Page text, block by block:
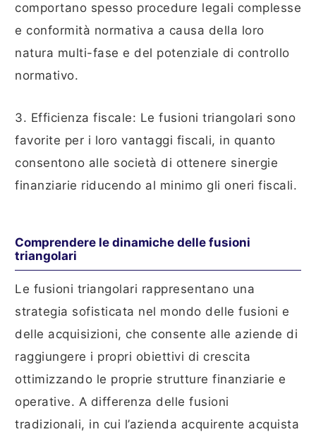
comportano spesso procedure legali complesse
e conformità normativa a causa della loro
natura multi-fase e del potenziale di controllo
normativo.
3. Efficienza fiscale: Le fusioni triangolari sono
favorite per i loro vantaggi fiscali, in quanto
consentono alle società di ottenere sinergie
finanziarie riducendo al minimo gli oneri fiscali.
Comprendere le dinamiche delle fusioni
triangolari
Le fusioni triangolari rappresentano una
strategia sofisticata nel mondo delle fusioni e
delle acquisizioni, che consente alle aziende di
raggiungere i propri obiettivi di crescita
ottimizzando le proprie strutture finanziarie e
operative. A differenza delle fusioni
tradizionali, in cui l’azienda acquirente acquista